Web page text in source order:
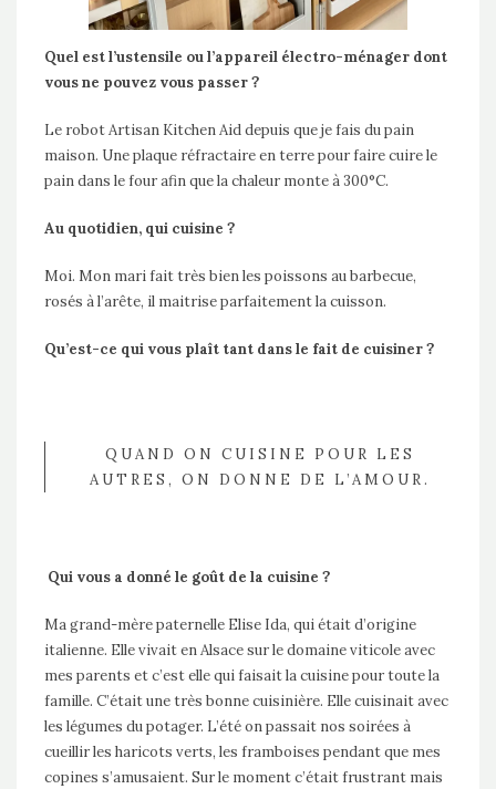
Quel est l’ustensile ou l’appareil électro-ménager dont
vous ne pouvez vous passer ?
Le robot Artisan Kitchen Aid depuis que je fais du pain
maison. Une plaque réfractaire en terre pour faire cuire le
pain dans le four afin que la chaleur monte à 300°C.
Au quotidien, qui cuisine ?
Moi. Mon mari fait très bien les poissons au barbecue,
rosés à l’arête, il maitrise parfaitement la cuisson.
Qu’est-ce qui vous plaît tant dans le fait de cuisiner ?
QUAND ON CUISINE POUR LES
AUTRES, ON DONNE DE L’AMOUR.
Qui vous a donné le goût de la cuisine ?
Ma grand-mère paternelle Elise Ida, qui était d’origine
italienne. Elle vivait en Alsace sur le domaine viticole avec
mes parents et c’est elle qui faisait la cuisine pour toute la
famille. C’était une très bonne cuisinière. Elle cuisinait avec
les légumes du potager. L’été on passait nos soirées à
cueillir les haricots verts, les framboises pendant que mes
copines s’amusaient. Sur le moment c’était frustrant mais